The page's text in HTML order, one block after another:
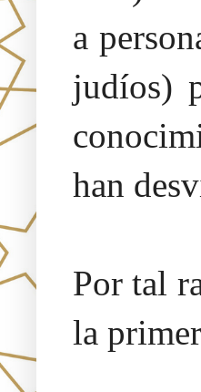
a
judíos)
han
Por tal
la